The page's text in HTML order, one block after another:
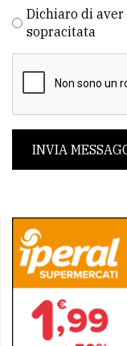
Dichiaro di
sopracitata
INVIA